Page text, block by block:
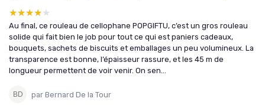
★★★★★
★★★★★
Au final, ce rouleau de cellophane POPGIFTU, c’est un gros rouleau
solide qui fait bien le job pour tout ce qui est paniers cadeaux,
bouquets, sachets de biscuits et emballages un peu volumineux. La
transparence est bonne, l’épaisseur rassure, et les 45 m de
longueur permettent de voir venir. On sen...
par Bernard De la Tour